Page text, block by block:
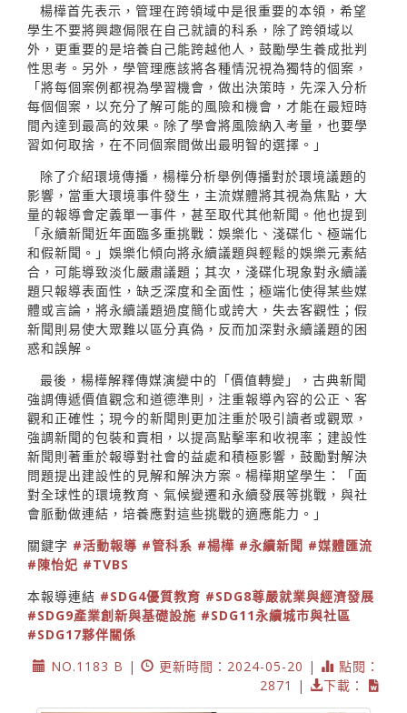
楊樺首先表示，管理在跨領域中是很重要的本領，希望
學生不要將興趣侷限在自己就讀的科系，除了跨領域以
外，更重要的是培養自己能跨越他人，鼓勵學生養成批判
性思考。另外，學管理應該將各種情況視為獨特的個案，
「將每個案例都視為學習機會，做出決策時，先深入分析
每個個案，以充分了解可能的風險和機會，才能在最短時
間內達到最高的效果。除了學會將風險納入考量，也要學
習如何取捨，在不同個案間做出最明智的選擇。」
除了介紹環境傳播，楊樺分析舉例傳播對於環境議題的
影響，當重大環境事件發生，主流媒體將其視為焦點，大
量的報導會定義單一事件，甚至取代其他新聞。他也提到
「永續新聞近年面臨多重挑戰：娛樂化、淺碟化、極端化
和假新聞。」娛樂化傾向將永續議題與輕鬆的娛樂元素結
合，可能導致淡化嚴肅議題；其次，淺碟化現象對永續議
題只報導表面性，缺乏深度和全面性；極端化使得某些媒
體或言論，將永續議題過度簡化或誇大，失去客觀性；假
新聞則易使大眾難以區分真偽，反而加深對永續議題的困
惑和誤解。
最後，楊樺解釋傳媒演變中的「價值轉變」，古典新聞
強調傳遞價值觀念和道德準則，注重報導內容的公正、客
觀和正確性；現今的新聞則更加注重於吸引讀者或觀眾，
強調新聞的包裝和賣相，以提高點擊率和收視率；建設性
新聞則著重於報導對社會的益處和積極影響，鼓勵對解決
問題提出建設性的見解和解決方案。楊樺期望學生：「面
對全球性的環境教育、氣候變遷和永續發展等挑戰，與社
會脈動做連結，培養應對這些挑戰的適應能力。」
關鍵字 #活動報導 #管科系 #楊樺 #永續新聞 #媒體匯流
#陳怡妃 #TVBS
本報導連結 #SDG4優質教育 #SDG8尊嚴就業與經濟發展
#SDG9產業創新與基礎設施 #SDG11永續城市與社區
#SDG17夥伴關係
NO.1183 B |
更新時間：2024-05-20 |
點閱：
2871 |
下載：